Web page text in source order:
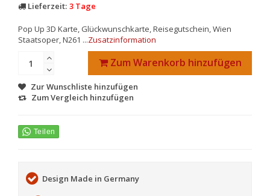
Lieferzeit: 3 Tage
Pop Up 3D Karte, Glückwunschkarte, Reisegutschein, Wien
Staatsoper, N261 ...Zusatzinformation
Zum Warenkorb hinzufügen
Zur Wunschliste hinzufügen
Zum Vergleich hinzufügen
Design Made in Germany